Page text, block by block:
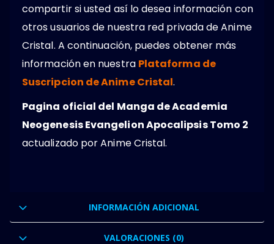
compartir si usted así lo desea información con
otros usuarios de nuestra red privada de Anime
Cristal. A continuación, puedes obtener más
información en nuestra Plataforma de
Suscripcion de Anime Cristal.
Pagina oficial del Manga de Academia
Neogenesis Evangelion Apocalipsis Tomo 2
actualizado por Anime Cristal.
INFORMACIÓN ADICIONAL
VALORACIONES (0)